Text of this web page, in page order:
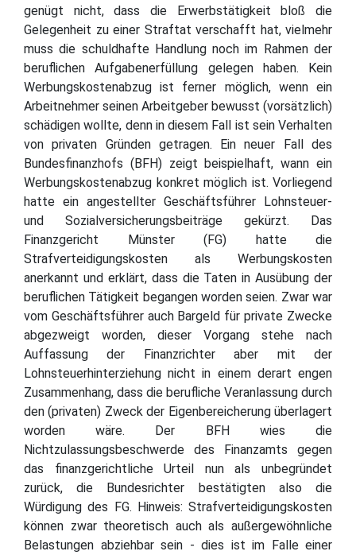
genügt nicht, dass die Erwerbstätigkeit bloß die
Gelegenheit zu einer Straftat verschafft hat, vielmehr
muss die schuldhafte Handlung noch im Rahmen der
beruflichen Aufgabenerfüllung gelegen haben. Kein
Werbungskostenabzug ist ferner möglich, wenn ein
Arbeitnehmer seinen Arbeitgeber bewusst (vorsätzlich)
schädigen wollte, denn in diesem Fall ist sein Verhalten
von privaten Gründen getragen. Ein neuer Fall des
Bundesfinanzhofs (BFH) zeigt beispielhaft, wann ein
Werbungskostenabzug konkret möglich ist. Vorliegend
hatte ein angestellter Geschäftsführer Lohnsteuer-
und Sozialversicherungsbeiträge gekürzt. Das
Finanzgericht Münster (FG) hatte die
Strafverteidigungskosten als Werbungskosten
anerkannt und erklärt, dass die Taten in Ausübung der
beruflichen Tätigkeit begangen worden seien. Zwar war
vom Geschäftsführer auch Bargeld für private Zwecke
abgezweigt worden, dieser Vorgang stehe nach
Auffassung der Finanzrichter aber mit der
Lohnsteuerhinterziehung nicht in einem derart engen
Zusammenhang, dass die berufliche Veranlassung durch
den (privaten) Zweck der Eigenbereicherung überlagert
worden wäre. Der BFH wies die
Nichtzulassungsbeschwerde des Finanzamts gegen
das finanzgerichtliche Urteil nun als unbegründet
zurück, die Bundesrichter bestätigten also die
Würdigung des FG. Hinweis: Strafverteidigungskosten
können zwar theoretisch auch als außergewöhnliche
Belastungen abziehbar sein - dies ist im Falle einer